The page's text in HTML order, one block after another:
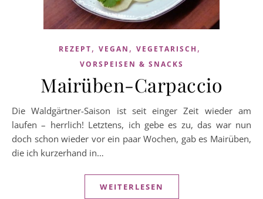
REZEPT, VEGAN , VEGETARISCH ,
VORSPEISEN & SNACKS
Mairüben-Carpaccio
Die Waldgärtner-Saison ist seit einger Zeit wieder am
laufen – herrlich! Letztens, ich gebe es zu, das war nun
doch schon wieder vor ein paar Wochen, gab es Mairüben,
die ich kurzerhand in…
WEITERLESEN